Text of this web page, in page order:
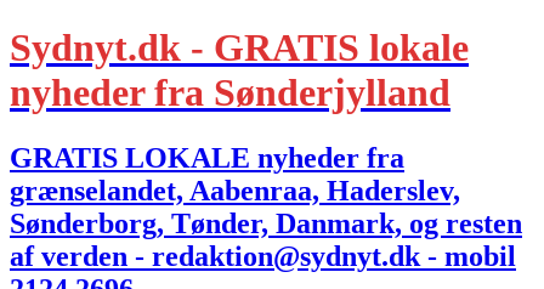
Sydnyt.dk - GRATIS lokale
nyheder fra Sønderjylland
GRATIS LOKALE nyheder fra
grænselandet, Aabenraa, Haderslev,
Sønderborg, Tønder, Danmark, og resten
af verden - redaktion@sydnyt.dk - mobil